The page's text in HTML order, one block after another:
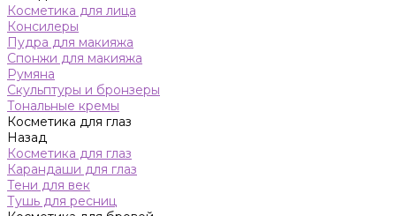
Косметика для лица
Консилеры
Пудра для макияжа
Спонжи для макияжа
Румяна
Скульптуры и бронзеры
Тональные кремы
Косметика для глаз
Назад
Косметика для глаз
Карандаши для глаз
Тени для век
Тушь для ресниц